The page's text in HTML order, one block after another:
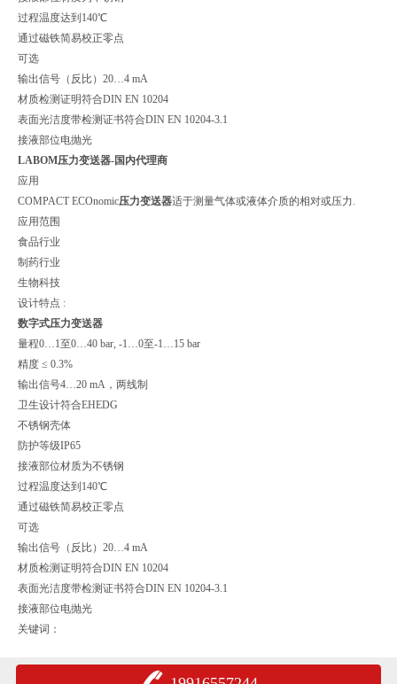
过程温度达到140℃
通过磁铁简易校正零点
可选
输出信号（反比）20…4 mA
材质检测证明符合DIN EN 10204
表面光洁度带检测证书符合DIN EN 10204-3.1
接液部位电抛光
LABOM压力变送器-国内代理商
应用
COMPACT ECOnomic压力变送器适于测量气体或液体介质的相对或压力.
应用范围
食品行业
制药行业
生物科技
设计特点 :
数字式压力变送器
量程0…1至0…40 bar, -1…0至-1…15 bar
精度 ≤ 0.3%
输出信号4…20 mA，两线制
卫生设计符合EHEDG
不锈钢壳体
防护等级IP65
接液部位材质为不锈钢
过程温度达到140℃
通过磁铁简易校正零点
可选
输出信号（反比）20…4 mA
材质检测证明符合DIN EN 10204
表面光洁度带检测证书符合DIN EN 10204-3.1
接液部位电抛光
关键词：